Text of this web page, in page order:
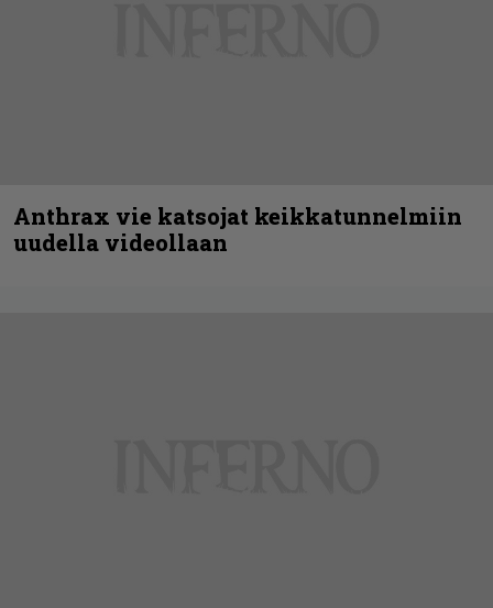
Anthrax vie katsojat keikkatunnelmiin
uudella videollaan